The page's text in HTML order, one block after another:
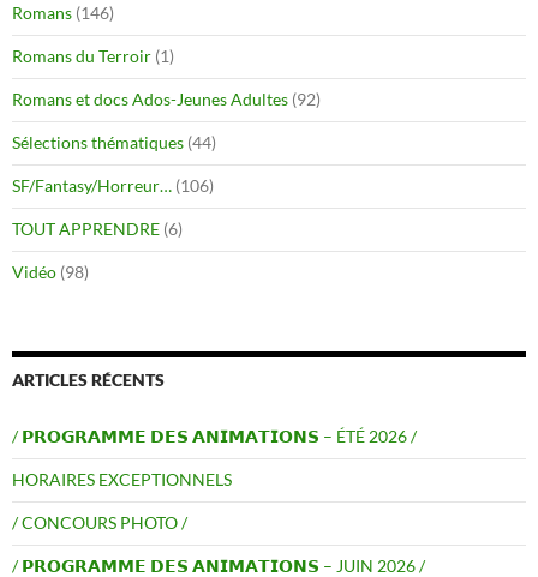
Romans (146)
Romans du Terroir (1)
Romans et docs Ados-Jeunes Adultes (92)
Sélections thématiques (44)
SF/Fantasy/Horreur… (106)
TOUT APPRENDRE (6)
Vidéo (98)
ARTICLES RÉCENTS
/ 𝗣𝗥𝗢𝗚𝗥𝗔𝗠𝗠𝗘 𝗗𝗘𝗦 𝗔𝗡𝗜𝗠𝗔𝗧𝗜𝗢𝗡𝗦 – ÉTÉ 2026 /
HORAIRES EXCEPTIONNELS
/ CONCOURS PHOTO /
/ 𝗣𝗥𝗢𝗚𝗥𝗔𝗠𝗠𝗘 𝗗𝗘𝗦 𝗔𝗡𝗜𝗠𝗔𝗧𝗜𝗢𝗡𝗦 – JUIN 2026 /